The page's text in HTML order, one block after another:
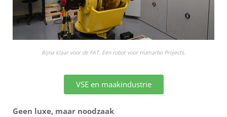
Bijna klaar voor de FAT. Een robot voor Humarbo Projects.
VSE en maakindustrie
Geen luxe, maar noodzaak